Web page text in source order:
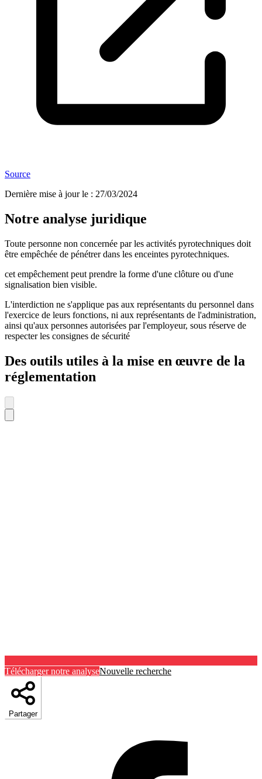
Source
Dernière mise à jour le : 27/03/2024
Notre analyse juridique
Toute personne non concernée par les activités pyrotechniques doit
être empêchée de pénétrer dans les enceintes pyrotechniques.
cet empêchement peut prendre la forme d'une clôture ou d'une
signalisation bien visible.
L'interdiction ne s'applique pas aux représentants du personnel dans
l'exercice de leurs fonctions, ni aux représentants de l'administration,
ainsi qu'aux personnes autorisées par l'employeur, sous réserve de
respecter les consignes de sécurité
Des outils utiles à la mise en œuvre de la
réglementation
Télécharger notre analyseNouvelle recherche
Partager